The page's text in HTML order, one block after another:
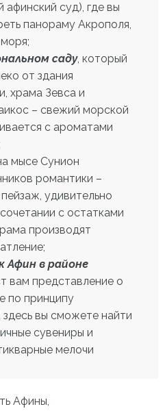
афинский суд), где вы
панораму Акрополя,
саду, который
от здания
храма Зевса и
– свежий морской
с ароматами
мысе Сунион
романтики –
удивительно
с остатками
производят
Афин в районе
вам представление о
по принципу
здесь вы сможете найти
сувениры и
мелочи
Афины,